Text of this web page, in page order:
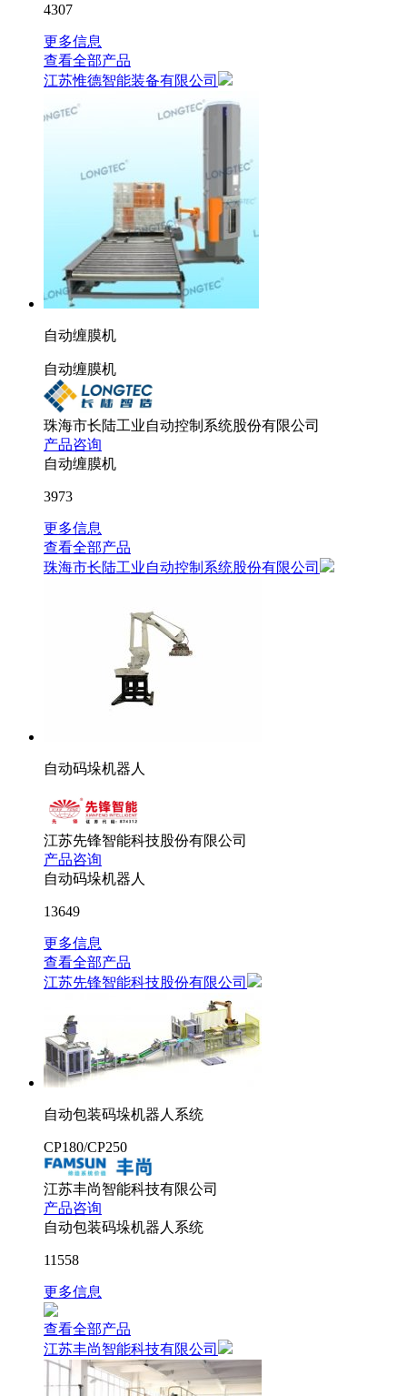
4307
更多信息
查看全部产品
江苏惟德智能装备有限公司
自动缠膜机
自动缠膜机
珠海市长陆工业自动控制系统股份有限公司
产品咨询
自动缠膜机
3973
更多信息
查看全部产品
珠海市长陆工业自动控制系统股份有限公司
自动码垛机器人
江苏先锋智能科技股份有限公司
产品咨询
自动码垛机器人
13649
更多信息
查看全部产品
江苏先锋智能科技股份有限公司
自动包装码垛机器人系统
CP180/CP250
江苏丰尚智能科技有限公司
产品咨询
自动包装码垛机器人系统
11558
更多信息
查看全部产品
江苏丰尚智能科技有限公司